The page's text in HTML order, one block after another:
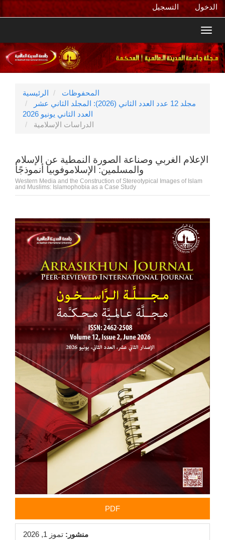
الرئيسي
الشريط
الجانبي
التسجيل الدخول
الرئيسية
المحفوظات
مجلد 12 عدد العدد الثاني (2026): المجلد الثاني عشر
العدد الثاني يونيو 2026
الدراسات الإسلامية
الإعلام الغربي وصناعة الصورة النمطية عن الإسلام
والمسلمين: الإسلاموفوبيا أنموذجًا
Western Media and the Construction of Stereotypical Images of Islam
and Muslims: Islamophobia as a Case Study
الشريط
الجانبي
للمقالة
PDF
منشور: تموز 1, 2026